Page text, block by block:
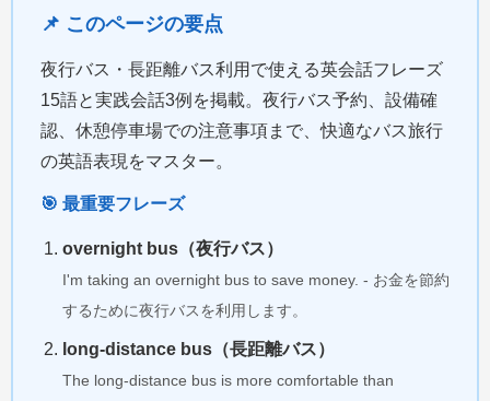
📌 このページの要点
夜行バス・長距離バス利用で使える英会話フレーズ
15語と実践会話3例を掲載。夜行バス予約、設備確
認、休憩停車場での注意事項まで、快適なバス旅行
の英語表現をマスター。
🎯 最重要フレーズ
overnight bus（夜行バス）
I'm taking an overnight bus to save money. - お金を節約
するために夜行バスを利用します。
long-distance bus（長距離バス）
The long-distance bus is more comfortable than